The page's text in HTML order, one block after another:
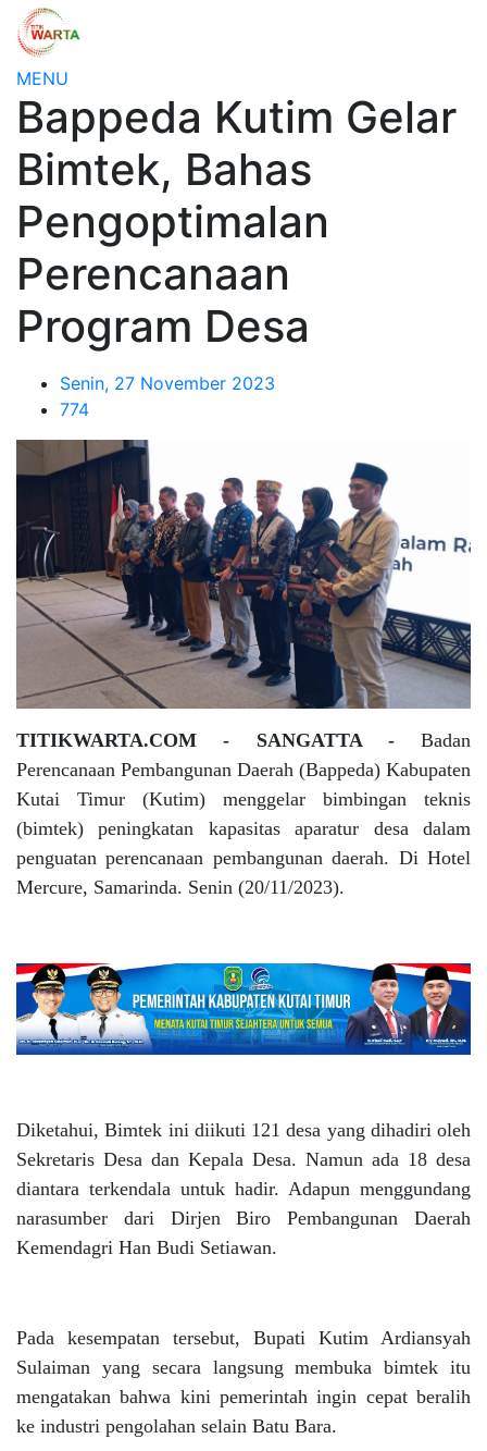
MENU
Bappeda Kutim Gelar
Bimtek, Bahas
Pengoptimalan
Perencanaan
Program Desa
Senin, 27 November 2023
774
TITIKWARTA.COM - SANGATTA - Badan
Perencanaan Pembangunan Daerah (Bappeda) Kabupaten
Kutai Timur (Kutim) menggelar bimbingan teknis
(bimtek) peningkatan kapasitas aparatur desa dalam
penguatan perencanaan pembangunan daerah. Di Hotel
Mercure, Samarinda. Senin (20/11/2023).
Diketahui, Bimtek ini diikuti 121 desa yang dihadiri oleh
Sekretaris Desa dan Kepala Desa. Namun ada 18 desa
diantara terkendala untuk hadir. Adapun menggundang
narasumber dari Dirjen Biro Pembangunan Daerah
Kemendagri Han Budi Setiawan.
Pada kesempatan tersebut, Bupati Kutim Ardiansyah
Sulaiman yang secara langsung membuka bimtek itu
mengatakan bahwa kini pemerintah ingin cepat beralih
ke industri pengolahan selain Batu Bara.